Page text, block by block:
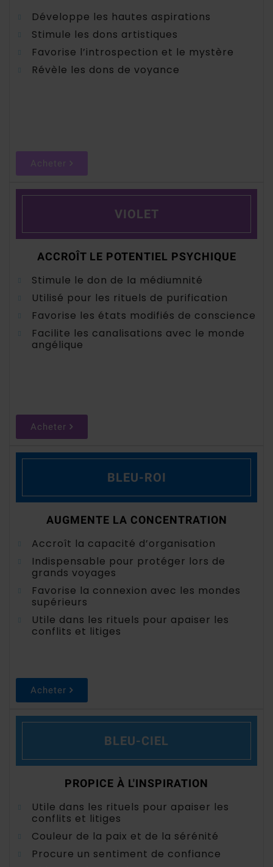
Développe les hautes aspirations
Stimule les dons artistiques
Favorise l’introspection et le mystère
Révèle les dons de voyance
Acheter
VIOLET
ACCROÎT LE POTENTIEL PSYCHIQUE
Stimule le don de la médiumnité
Utilisé pour les rituels de purification
Favorise les états modifiés de conscience
Facilite les canalisations avec le monde
angélique
Acheter
BLEU-ROI
AUGMENTE LA CONCENTRATION
Accroît la capacité d’organisation
Indispensable pour protéger lors de
grands voyages
Favorise la connexion avec les mondes
supérieurs
Utile dans les rituels pour apaiser les
conflits et litiges
Acheter
BLEU-CIEL
PROPICE À L'INSPIRATION
Utile dans les rituels pour apaiser les
conflits et litiges
Couleur de la paix et de la sérénité
Procure un sentiment de confiance